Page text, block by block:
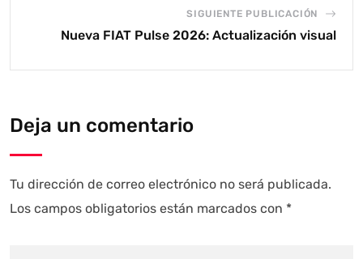
SIGUIENTE PUBLICACIÓN
Nueva FIAT Pulse 2026: Actualización visual
Deja un comentario
Tu dirección de correo electrónico no será publicada.
Los campos obligatorios están marcados con *